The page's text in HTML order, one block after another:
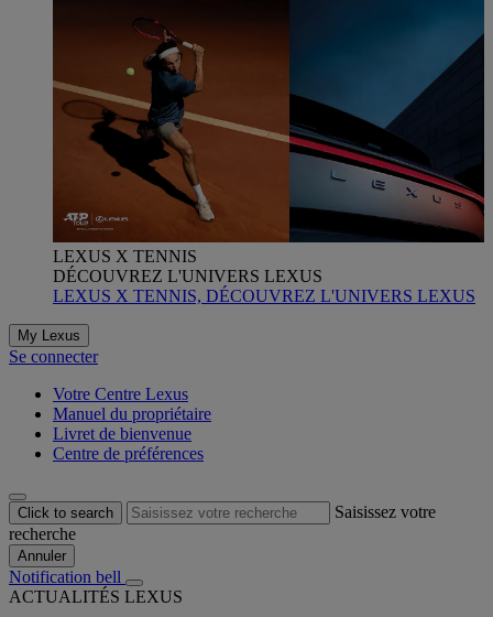
LEXUS X TENNIS
DÉCOUVREZ L'UNIVERS LEXUS
LEXUS X TENNIS, DÉCOUVREZ L'UNIVERS LEXUS
My Lexus
Se connecter
Votre Centre Lexus
Manuel du propriétaire
Livret de bienvenue
Centre de préférences
Click to search
Saisissez votre
recherche
Annuler
Notification bell
ACTUALITÉS LEXUS